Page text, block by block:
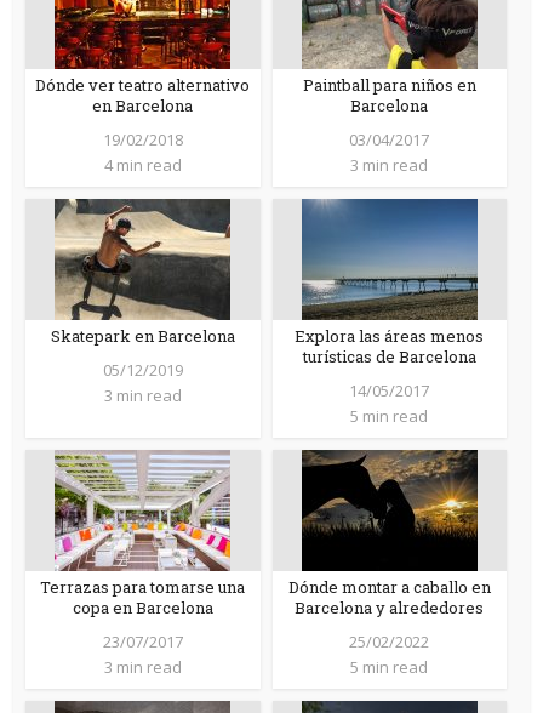
Dónde ver teatro alternativo
en Barcelona
19/02/2018
4 min read
Paintball para niños en
Barcelona
03/04/2017
3 min read
Skatepark en Barcelona
05/12/2019
3 min read
Explora las áreas menos
turísticas de Barcelona
14/05/2017
5 min read
Terrazas para tomarse una
copa en Barcelona
23/07/2017
3 min read
Dónde montar a caballo en
Barcelona y alrededores
25/02/2022
5 min read